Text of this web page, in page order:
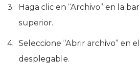
Haga clic en “Archivo” en la
superior.
Seleccione “Abrir archivo” en
desplegable.